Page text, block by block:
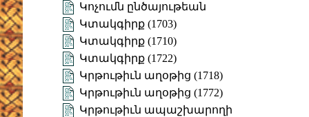
Կոչումն ընծայութեան
Կտակգիրք (1703)
Կտակգիրք (1710)
Կտակգիրք (1722)
Կրթութիւն աղօթից (1718)
Կրթութիւն աղօթից (1772)
Կրթութիւն ապաշխարողի